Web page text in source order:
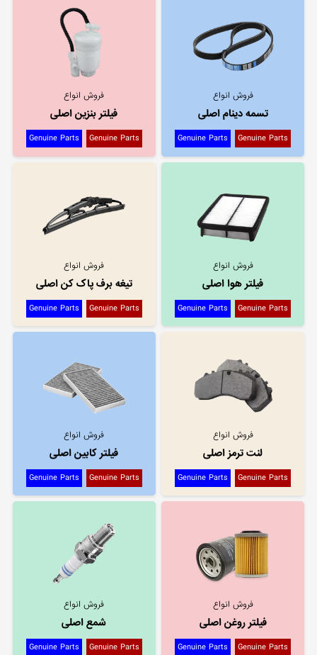
فروش انواع
تسمه دینام اصلی
Genuine Parts
Genuine Parts
فروش انواع
فیلتر بنزین اصلی
Genuine Parts
Genuine Parts
فروش انواع
فیلتر هوا اصلی
Genuine Parts
Genuine Parts
فروش انواع
تیغه برف پاک کن اصلی
Genuine Parts
Genuine Parts
فروش انواع
لنت ترمز اصلی
Genuine Parts
Genuine Parts
فروش انواع
فیلتر کابین اصلی
Genuine Parts
Genuine Parts
فروش انواع
فیلتر روغن اصلی
Genuine Parts
Genuine Parts
فروش انواع
شمع اصلی
Genuine Parts
Genuine Parts